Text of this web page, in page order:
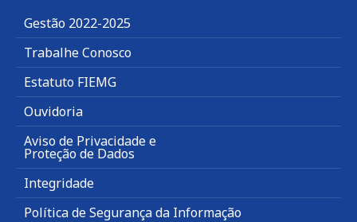
Gestão 2022-2025
Trabalhe Conosco
Estatuto FIEMG
Ouvidoria
Aviso de Privacidade e
Proteção de Dados
Integridade
Política de Segurança da Informação